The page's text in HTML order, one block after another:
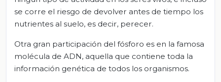
se corre el riesgo de devolver antes de tiempo los
nutrientes al suelo, es decir, perecer.
Otra gran participación del fósforo es en la famosa
molécula de ADN, aquella que contiene toda la
información genética de todos los organismos.